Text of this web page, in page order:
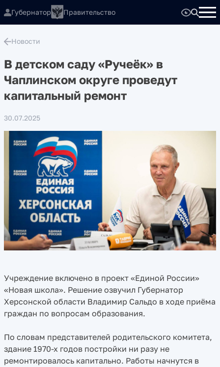
Губернатор Правительство
Новости
В детском саду «Ручеёк» в
Чаплинском округе проведут
капитальный ремонт
30.07.2025
Учреждение включено в проект «Единой России»
«Новая школа». Решение озвучил Губернатор
Херсонской области Владимир Сальдо в ходе приёма
граждан по вопросам образования.
По словам представителей родительского комитета,
здание 1970-х годов постройки ни разу не
ремонтировалось капитально. Работы начнутся в